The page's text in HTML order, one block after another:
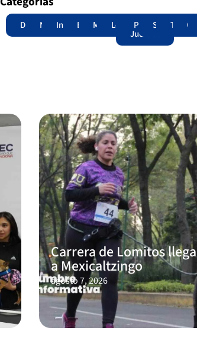
Destacadas
NacionalInternacional
EdomexMunicipiosLegislatura
Poder
Judicial
Seguridad
Carrera de Lomitos llega
a Mexicaltzingo
agosto 7, 2026